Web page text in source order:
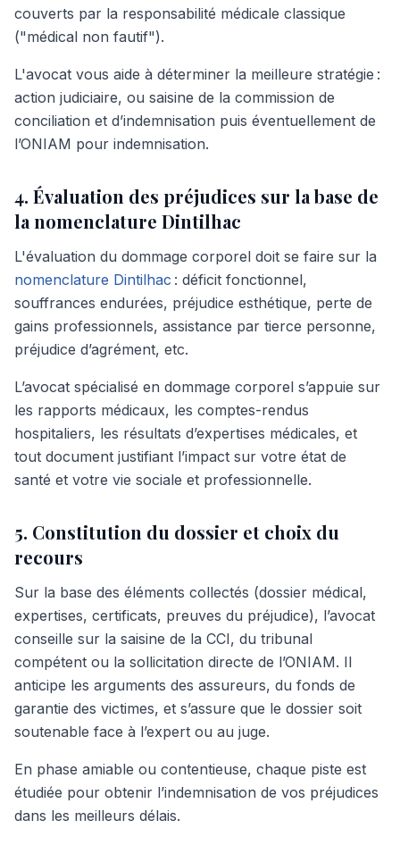
couverts par la responsabilité médicale classique
("médical non fautif").
L'avocat vous aide à déterminer la meilleure stratégie :
action judiciaire, ou saisine de la commission de
conciliation et d’indemnisation puis éventuellement de
l’ONIAM pour indemnisation.
4. Évaluation des préjudices sur la base de
la nomenclature Dintilhac
L'évaluation du dommage corporel doit se faire sur la
nomenclature Dintilhac : déficit fonctionnel,
souffrances endurées, préjudice esthétique, perte de
gains professionnels, assistance par tierce personne,
préjudice d’agrément, etc.
L’avocat spécialisé en dommage corporel s’appuie sur
les rapports médicaux, les comptes-rendus
hospitaliers, les résultats d’expertises médicales, et
tout document justifiant l’impact sur votre état de
santé et votre vie sociale et professionnelle.
5. Constitution du dossier et choix du
recours
Sur la base des éléments collectés (dossier médical,
expertises, certificats, preuves du préjudice), l’avocat
conseille sur la saisine de la CCI, du tribunal
compétent ou la sollicitation directe de l’ONIAM. Il
anticipe les arguments des assureurs, du fonds de
garantie des victimes, et s’assure que le dossier soit
soutenable face à l’expert ou au juge.
En phase amiable ou contentieuse, chaque piste est
étudiée pour obtenir l’indemnisation de vos préjudices
dans les meilleurs délais.